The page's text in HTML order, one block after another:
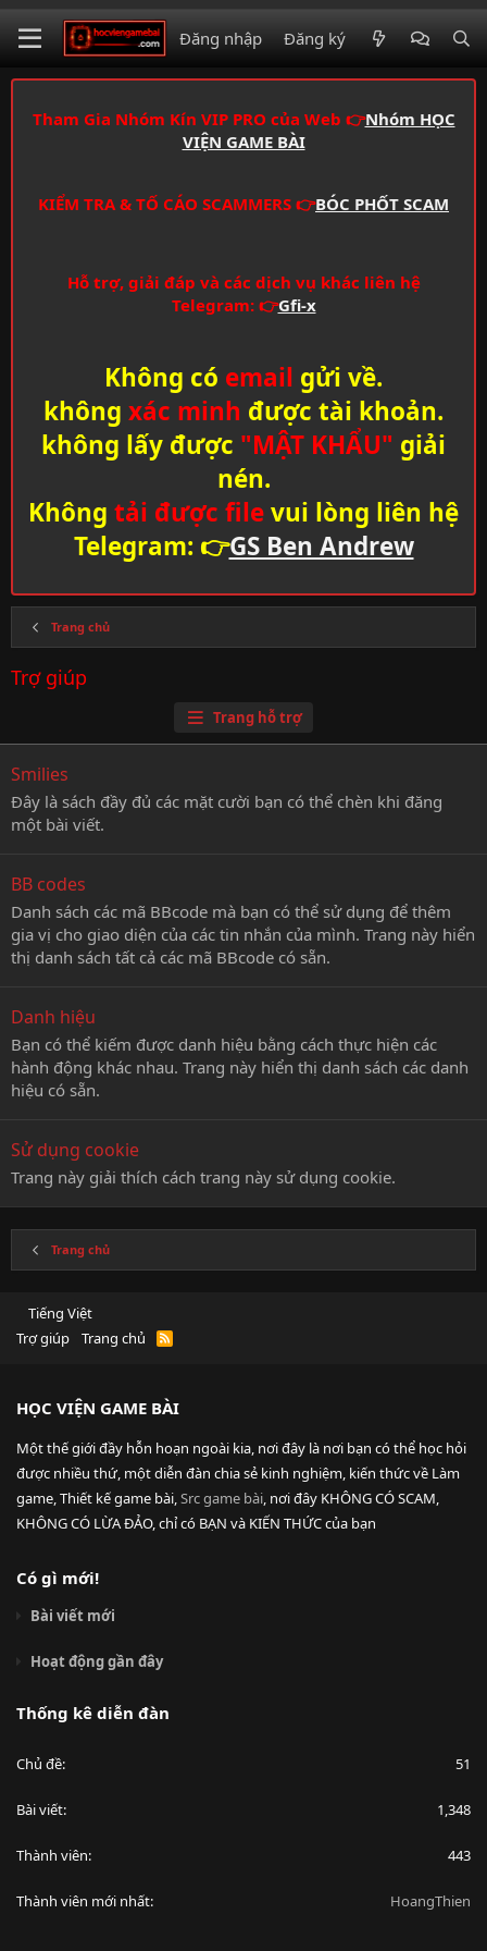
Đăng nhập Đăng ký
Tham Gia Nhóm Kín VIP PRO của Web 👉Nhóm HỌC
VIỆN GAME BÀI
KIỂM TRA & TỐ CÁO SCAMMERS 👉BÓC PHỐT SCAM
Hỗ trợ, giải đáp và các dịch vụ khác liên hệ
Telegram: 👉Gfi-x
Không có email gửi về.
không xác minh được tài khoản.
không lấy được "MẬT KHẨU" giải
nén.
Không tải được filevui lòng liên hệ
Telegram: 👉GS Ben Andrew
Trang chủ
Trợ giúp
Trang hỗ trợ
Smilies
Đây là sách đầy đủ các mặt cười bạn có thể chèn khi đăng
một bài viết.
BB codes
Danh sách các mã BBcode mà bạn có thể sử dụng để thêm
gia vị cho giao diện của các tin nhắn của mình. Trang này hiển
thị danh sách tất cả các mã BBcode có sẵn.
Danh hiệu
Bạn có thể kiếm được danh hiệu bằng cách thực hiện các
hành động khác nhau. Trang này hiển thị danh sách các danh
hiệu có sẵn.
Sử dụng cookie
Trang này giải thích cách trang này sử dụng cookie.
Trang chủ
Tiếng Việt
Trợ giúp
Trang chủ
R
HỌC VIỆN GAME BÀI
Một thế giới đầy hỗn hoạn ngoài kia, nơi đây là nơi bạn có thể học hỏi
được nhiều thứ, một diễn đàn chia sẻ kinh nghiệm, kiến thức về Làm
game, Thiết kế game bài,Src game bài, nơi đây KHÔNG CÓ SCAM,
KHÔNG CÓ LỪA ĐẢO, chỉ có BẠN và KIẾN THỨC của bạn
Có gì mới!
Bài viết mới
Hoạt động gần đây
Thống kê diễn đàn
Chủ đề 51
Bài viết 1,348
Thành viên 443
Thành viên mới nhất HoangThien